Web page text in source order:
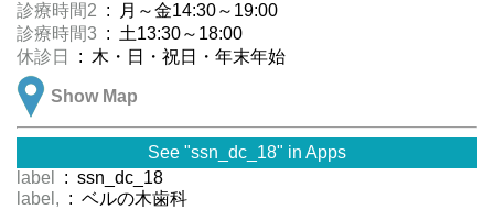
診療時間2 : 月～金14:30～19:00
診療時間3 : 土13:30～18:00
休診日
: 木・日・祝日・年末年始
Show Map
See "ssn_dc_18" in Apps
label
: ssn_dc_18
label, : ベルの木歯科